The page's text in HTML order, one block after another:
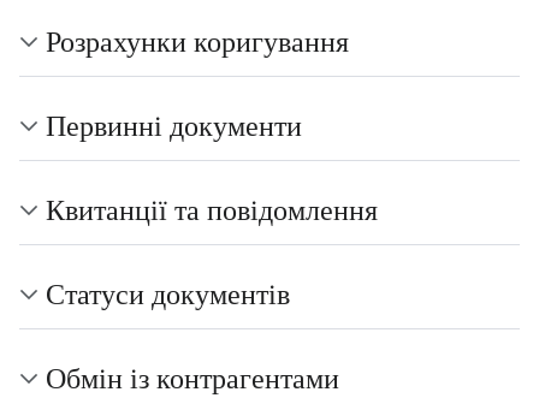
Розрахунки коригування
Первинні документи
Квитанції та повідомлення
Статуси документів
Обмін із контрагентами